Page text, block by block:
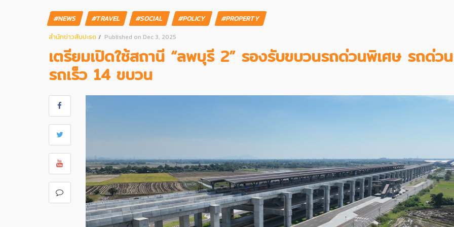
#NEWS #TRAVEL #SOCIAL #POLICY
#PROPERTY
สํานักข่าวสับปะรด
Published on Dec 3, 2025
เตรียมเปิดใช้สถานี “ลพบุรี 2” รองรับขบวนรถด่วนพิเศษ รถด่ว
รถเร็ว 14 ขบวน